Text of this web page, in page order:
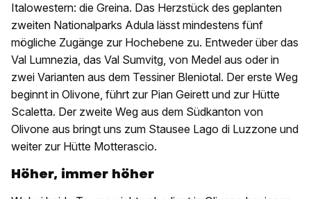
Italowestern: die Greina. Das Herzstück des geplanten
zweiten Nationalparks Adula lässt mindestens fünf
mögliche Zugänge zur Hochebene zu. Entweder über das
Val Lumnezia, das Val Sumvitg, von Medel aus oder in
zwei Varianten aus dem Tessiner Bleniotal. Der erste Weg
beginnt in Olivone, führt zur Pian Geirett und zur Hütte
Scaletta. Der zweite Weg aus dem Südkanton von
Olivone aus bringt uns zum Stausee Lago di Luzzone und
weiter zur Hütte Motterascio.
Höher, immer höher